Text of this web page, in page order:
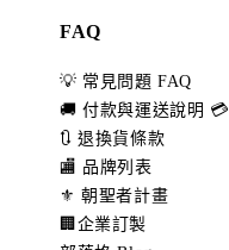
FAQ
💡 常見問題 FAQ
🚚 付款與運送說明 💳
🔃 退換貨條款
🏬 品牌列表
⚜️ 朝聖者計畫
🏢企業訂製